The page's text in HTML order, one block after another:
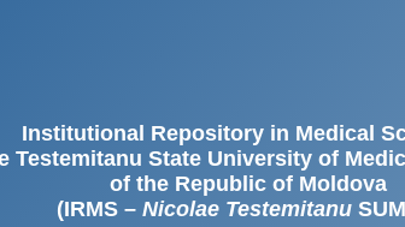
Institutional Repository in Medical
Testemitanu State University of
of the Republic of Moldova
(IRMS – Nicolae Testemitanu